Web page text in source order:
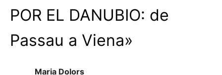
POR EL DANUBIO: de
Passau a Viena»
Maria Dolors